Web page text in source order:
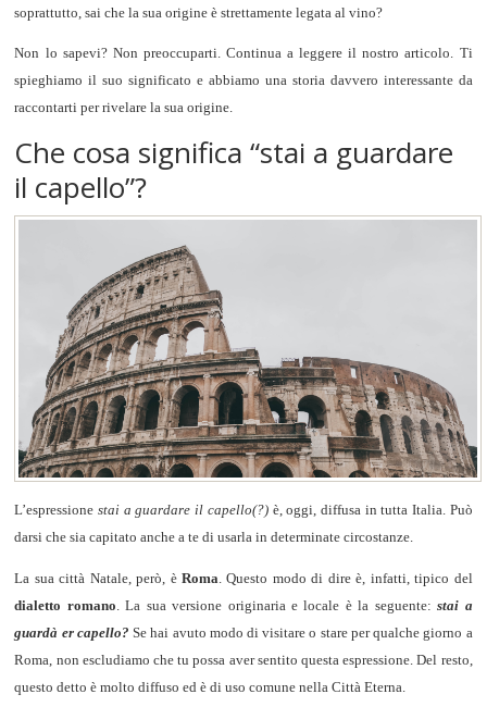
NON SOLO VINO
REGALI
CLUBWINESHOP.IT
TROVA IL TUO VINO
soprattutto, sai che la sua origine è strettamente legata al vino?
Non lo sapevi? Non preoccuparti. Continua a leggere il nostro articolo. Ti
spieghiamo il suo significato e abbiamo una storia davvero interessante da
raccontarti per rivelare la sua origine.
Che cosa significa “stai a guardare
il capello”?
L’espressionestai a guardare il capello(?)è, oggi, diffusa in tutta Italia. Può
darsi che sia capitato anche a te di usarla in determinate circostanze.
La sua città Natale, però, èRoma. Questo modo di dire è, infatti, tipico del
dialetto romano. La sua versione originaria e locale è la seguente:stai a
guardà er capello? Se hai avuto modo di visitare o stare per qualche giorno a
Roma, non escludiamo che tu possa aver sentito questa espressione. Del resto,
questo detto è molto diffuso ed è di uso comune nella Città Eterna.